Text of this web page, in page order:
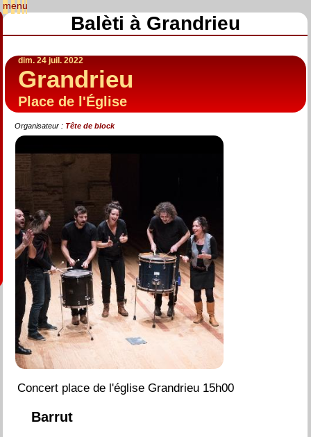
Balèti à Grandrieu
dim. 24 juil. 2022
Grandrieu
Place de l'Église
Organisateur : Tête de block
Concert place de l'église Grandrieu 15h00
Barrut